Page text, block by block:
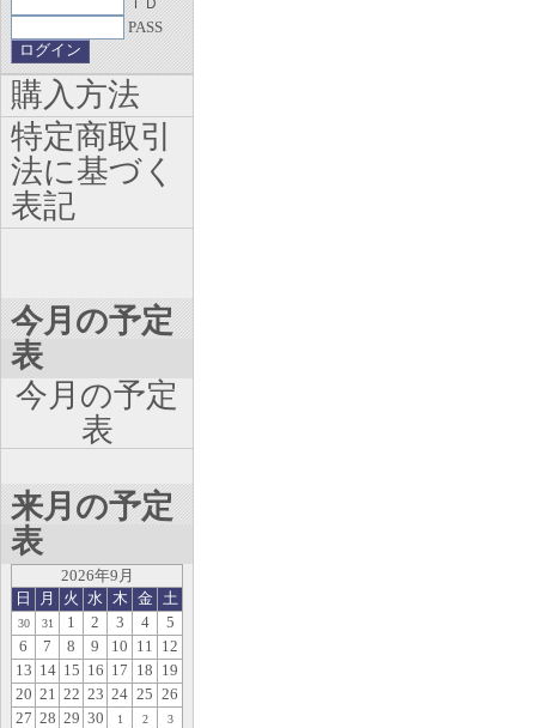
PASS
購入方法
特定商取引
法に基づく
表記
今月の予定
表
今月の予定
表
来月の予定
表
2026年9月
日
月 火 水 木 金 土
30 31 1 2 3 4
5
6
7 8 9 10 11
12
13 14 15 16 17 18 19
20 21 22 23 24 25 26
27 28 29 30 1 2 3